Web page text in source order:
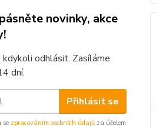
novinky, akce
odhlásit. Zasíláme
dní.
Přihlásit se
se zpracováním osobních údajů za účelem